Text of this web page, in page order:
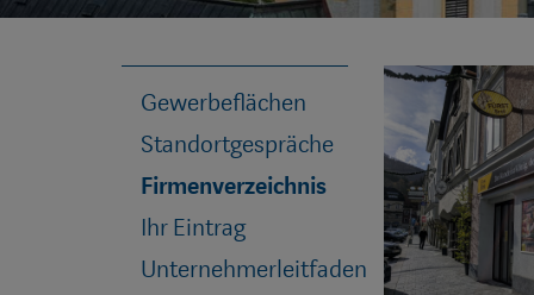
Gewerbeflächen
Standortgespräche
Firmenverzeichnis
Ihr Eintrag
Unternehmerleitfaden